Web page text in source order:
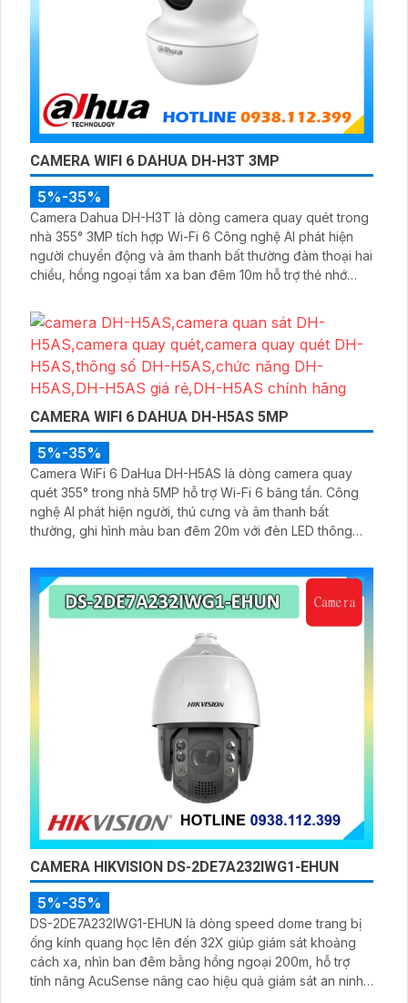
CAMERA WIFI 6 DAHUA DH-H3T 3MP
5%-35%
Camera Dahua DH-H3T là dòng camera quay quét trong
nhà 355° 3MP tích hợp Wi-Fi 6 Công nghệ AI phát hiện
người chuyển động và âm thanh bất thường đàm thoại hai
chiều, hồng ngoại tầm xa ban đêm 10m hỗ trợ thẻ nhớ
DMSS
CAMERA WIFI 6 DAHUA DH-H5AS 5MP
5%-35%
Camera WiFi 6 DaHua DH-H5AS là dòng camera quay
quét 355° trong nhà 5MP hỗ trợ Wi-Fi 6 băng tần. Công
nghệ AI phát hiện người, thú cưng và âm thanh bất
thường, ghi hình màu ban đêm 20m với đèn LED thông
dụng DMSS,
CAMERA HIKVISION DS-2DE7A232IWG1-EHUN
5%-35%
DS-2DE7A232IWG1-EHUN là dòng speed dome trang bị
ống kính quang học lên đến 32X giúp giám sát khoảng
cách xa, nhìn ban đêm bằng hồng ngoại 200m, hỗ trợ
tính năng AcuSense nâng cao hiệu quả giám sát an ninh,